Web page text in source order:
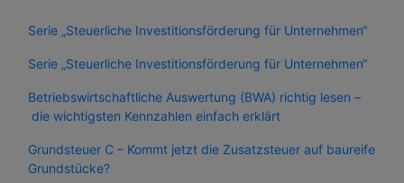
Serie „Steuerliche Investitionsförderung für Unternehmen“
Serie „Steuerliche Investitionsförderung für Unternehmen“
Betriebswirtschaftliche Auswertung (BWA) richtig lesen –
die wichtigsten Kennzahlen einfach erklärt
Grundsteuer C – Kommt jetzt die Zusatzsteuer auf baureife
Grundstücke?